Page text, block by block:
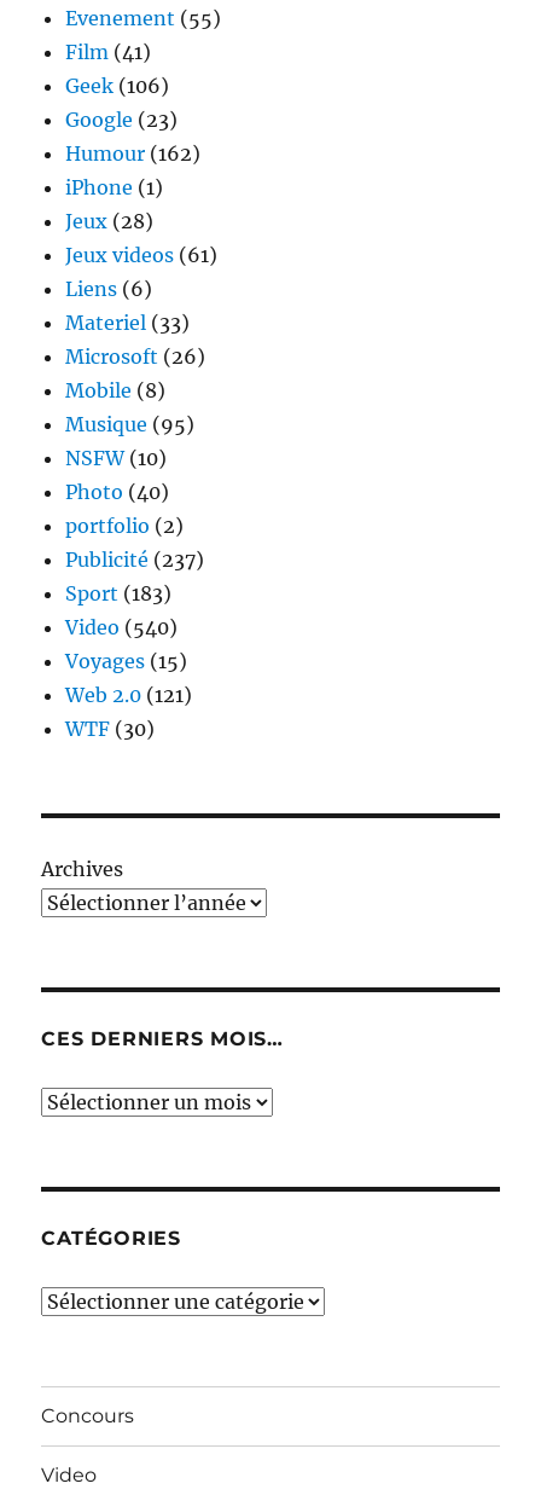
Evenement (55)
Film (41)
Geek (106)
Google (23)
Humour (162)
iPhone (1)
Jeux (28)
Jeux videos (61)
Liens (6)
Materiel (33)
Microsoft (26)
Mobile (8)
Musique (95)
NSFW(10)
Photo (40)
portfolio (2)
Publicité (237)
Sport (183)
Video (540)
Voyages (15)
Web 2.0 (121)
WTF (30)
Archives
CES DERNIERS MOIS…
Ces
CATÉGORIES
Catégories
Concours
Video